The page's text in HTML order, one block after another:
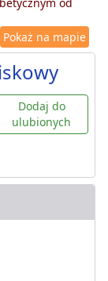
Pokaż na mapie
Dodaj do
ulubionych